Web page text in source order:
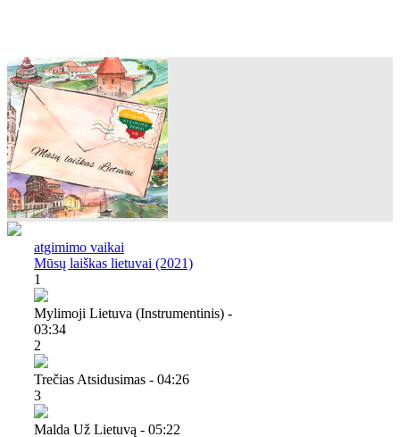
atgimimo vaikai
Mūsų laiškas lietuvai (2021)
1
Mylimoji Lietuva (instrumentinis) -
03:34
2
Trečias Atsidusimas - 04:26
3
Malda Už Lietuvą - 05:22